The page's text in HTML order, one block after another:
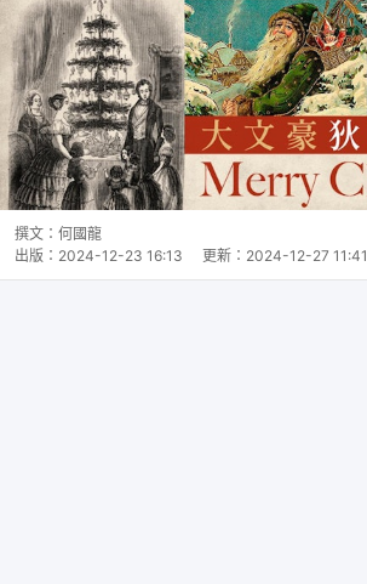
撰文： 何國龍
出版： 2024-12-23 16:13 更新： 2024-12-27 11:41